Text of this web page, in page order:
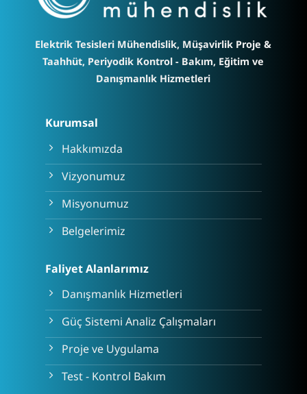
Elektrik Tesisleri Mühendislik, Müşavirlik Proje &
Taahhüt, Periyodik Kontrol - Bakım, Eğitim ve
Danışmanlık Hizmetleri
Kurumsal
Hakkımızda
Vizyonumuz
Misyonumuz
Belgelerimiz
Faliyet Alanlarımız
Danışmanlık Hizmetleri
Güç Sistemi Analiz Çalışmaları
Proje ve Uygulama
Test - Kontrol Bakım